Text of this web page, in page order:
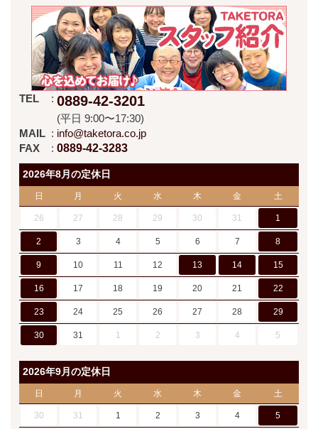
TEL 0889-42-3201
(平日 9:00〜17:30)
MAIL
info@taketora.co.jp
FAX
0889-42-3283
2026年8月の定休日
日 月 火 水 木 金 土
26 27 28 29 30 31 1
2 3 4 5 6 7 8
9 10 11 12 13 14 15
16 17 18 19 20 21 22
23 24 25 26 27 28 29
30 31 1 2 3 4 5
2026年9月の定休日
日 月 火 水 木 金 土
30 31 1 2 3 4 5